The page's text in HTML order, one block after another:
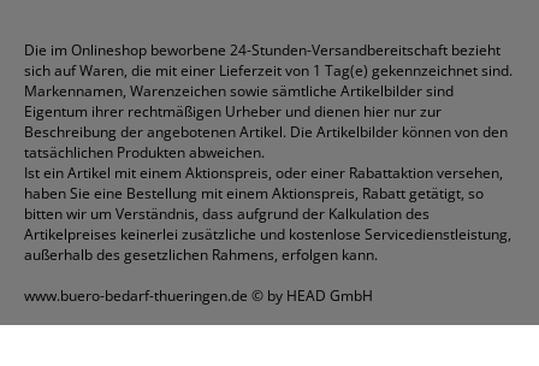
Die im Onlineshop beworbene 24-Stunden-Versandbereitschaft bezieht
sich auf Waren, die mit einer Lieferzeit von 1 Tag(e) gekennzeichnet sind.
Markennamen, Warenzeichen sowie sämtliche Artikelbilder sind
Eigentum ihrer rechtmäßigen Urheber und dienen hier nur zur
Beschreibung der angebotenen Artikel. Die Artikelbilder können von den
tatsächlichen Produkten abweichen.
Ist ein Artikel mit einem Aktionspreis, oder einer Rabattaktion versehen,
haben Sie eine Bestellung mit einem Aktionspreis, Rabatt getätigt, so
bitten wir um Verständnis, dass aufgrund der Kalkulation des
Artikelpreises keinerlei zusätzliche und kostenlose Servicedienstleistung,
außerhalb des gesetzlichen Rahmens, erfolgen kann.
www.buero-bedarf-thueringen.de © by HEAD GmbH